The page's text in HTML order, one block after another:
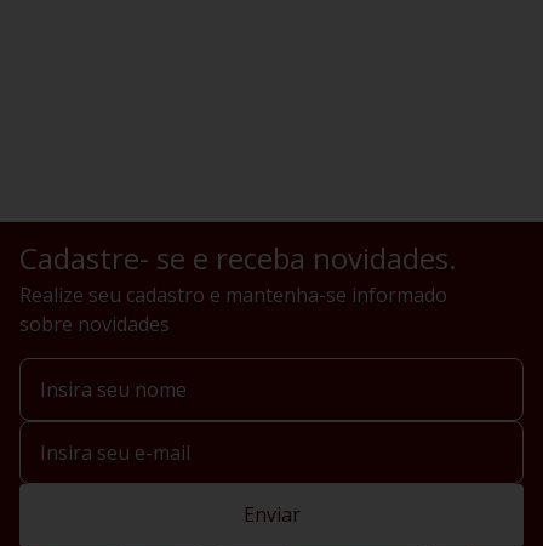
Cadastre- se e receba novidades.
Realize seu cadastro e mantenha-se informado
sobre novidades
Enviar